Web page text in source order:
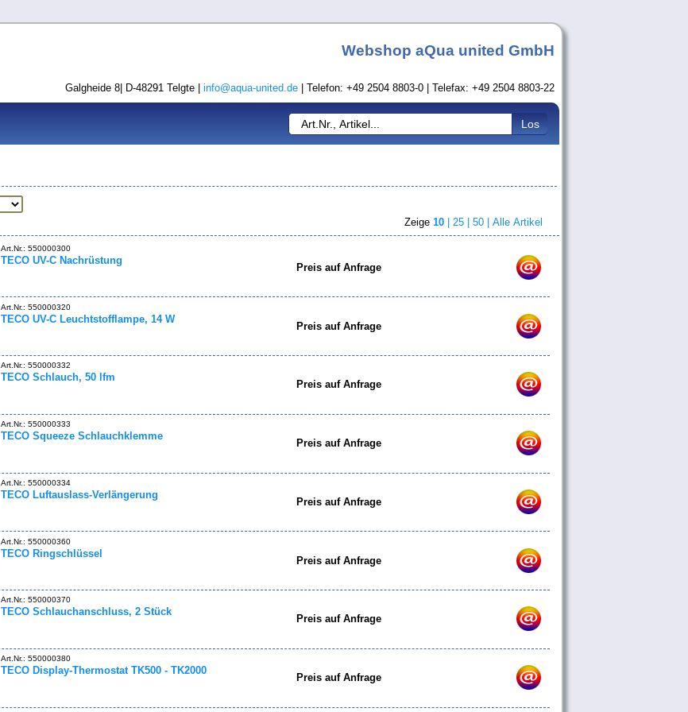
Webshop aQua united GmbH
Galgheide 8| D-48291 Telgte | info@aqua-united.de | Telefon: +49 2504 8803-0 | Telefax: +49 2504 8803-22
Zeige 10 25 | 50 | Alle Artikel
Art.Nr.: 550000300
TECO UV-C Nachrüstung
Preis auf Anfrage
Art.Nr.: 550000320
TECO UV-C Leuchtstofflampe, 14 W
Preis auf Anfrage
Art.Nr.: 550000332
TECO Schlauch, 50 lfm
Preis auf Anfrage
Art.Nr.: 550000333
TECO Squeeze Schlauchklemme
Preis auf Anfrage
Art.Nr.: 550000334
TECO Luftauslass-Verlängerung
Preis auf Anfrage
Art.Nr.: 550000360
TECO Ringschlüssel
Preis auf Anfrage
Art.Nr.: 550000370
TECO Schlauchanschluss, 2 Stück
Preis auf Anfrage
Art.Nr.: 550000380
TECO Display-Thermostat TK500 - TK2000
Preis auf Anfrage